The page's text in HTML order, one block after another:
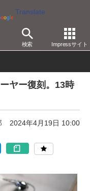
Translate
検索 Impressサイト
その他
ヤー復刻。13時
2024年4月19日 10:00